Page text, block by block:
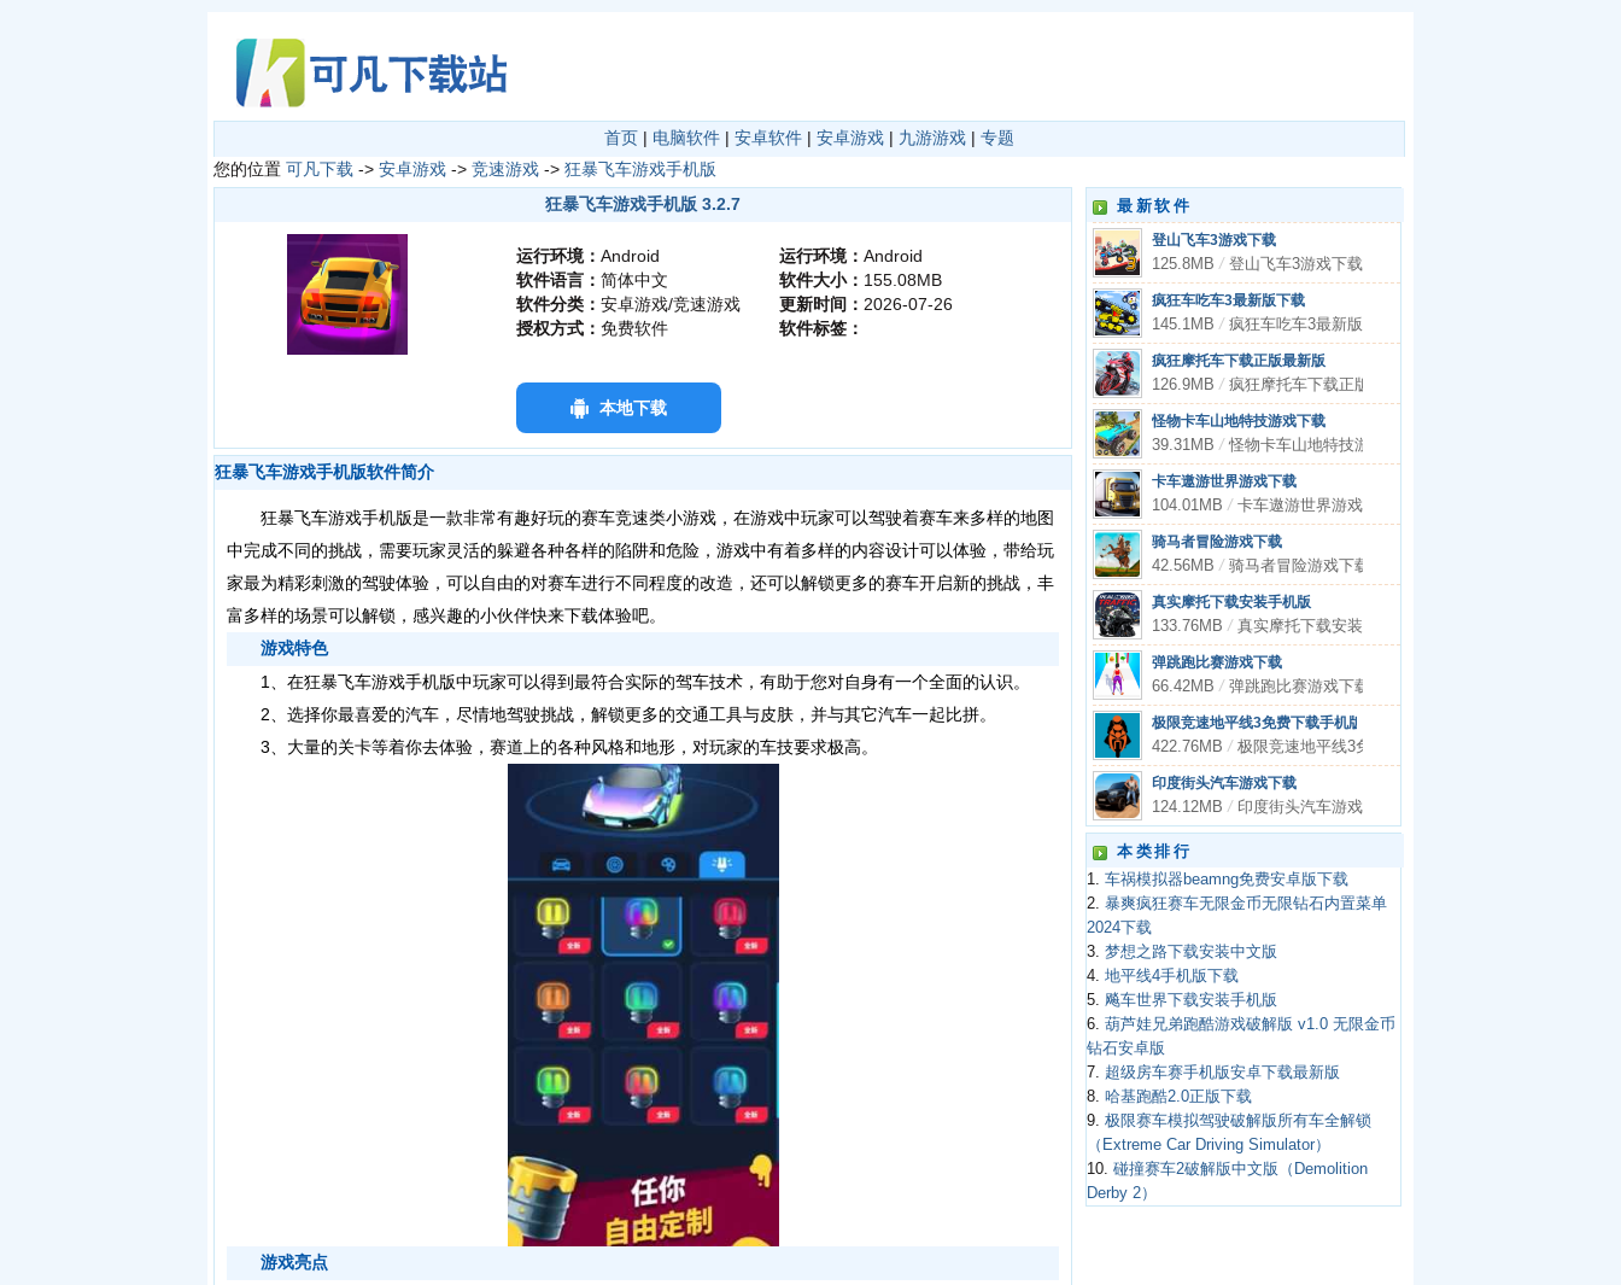
首页 | 电脑软件 | 安卓软件 | 安卓游戏 | 九游游戏 | 专题
您的位置 可凡下载 -> 安卓游戏 -> 竞速游戏 -> 狂暴飞车游戏手机版
狂暴飞车游戏手机版 3.2.7
运行环境： Android
软件语言： 简体中文
软件分类： 安卓游戏/竞速游戏
授权方式： 免费软件
运行环境： Android
软件大小： 155.08MB
更新时间： 2026-07-26
软件标签：
本地下载
狂暴飞车游戏手机版软件简介
狂暴飞车游戏手机版是一款非常有趣好玩的赛车竞速类小游戏，在游戏中玩家可以驾驶着赛车来多样的地图
中完成不同的挑战，需要玩家灵活的躲避各种各样的陷阱和危险，游戏中有着多样的内容设计可以体验，带给玩
家最为精彩刺激的驾驶体验，可以自由的对赛车进行不同程度的改造，还可以解锁更多的赛车开启新的挑战，丰
富多样的场景可以解锁，感兴趣的小伙伴快来下载体验吧。
游戏特色
1、在狂暴飞车游戏手机版中玩家可以得到最符合实际的驾车技术，有助于您对自身有一个全面的认识。
2、选择你最喜爱的汽车，尽情地驾驶挑战，解锁更多的交通工具与皮肤，并与其它汽车一起比拼。
3、大量的关卡等着你去体验，赛道上的各种风格和地形，对玩家的车技要求极高。
游戏亮点
最新软件
登山飞车3游戏下载
125.8MB/ 登山飞车3游戏下载
疯狂车吃车3最新版下载
145.1MB/ 疯狂车吃车3最新版下载
疯狂摩托车下载正版最新版
126.9MB/ 疯狂摩托车下载正版最新版
怪物卡车山地特技游戏下载
39.31MB/ 怪物卡车山地特技游戏下载
卡车遨游世界游戏下载
104.01MB/ 卡车遨游世界游戏下载
骑马者冒险游戏下载
42.56MB/ 骑马者冒险游戏下载
真实摩托下载安装手机版
133.76MB/ 真实摩托下载安装手机版
弹跳跑比赛游戏下载
66.42MB/ 弹跳跑比赛游戏下载
极限竞速地平线3免费下载手机版
422.76MB/ 极限竞速地平线3免费下载手机版
印度街头汽车游戏下载
124.12MB/ 印度街头汽车游戏下载
本类排行
1. 车祸模拟器beamng免费安卓版下载
2. 暴爽疯狂赛车无限金币无限钻石内置菜单
2024下载
3. 梦想之路下载安装中文版
4. 地平线4手机版下载
5. 飚车世界下载安装手机版
6. 葫芦娃兄弟跑酷游戏破解版 v1.0 无限金币
钻石安卓版
7. 超级房车赛手机版安卓下载最新版
8. 哈基跑酷2.0正版下载
9. 极限赛车模拟驾驶破解版所有车全解锁
（Extreme Car Driving Simulator）
10. 碰撞赛车2破解版中文版（Demolition
Derby 2）